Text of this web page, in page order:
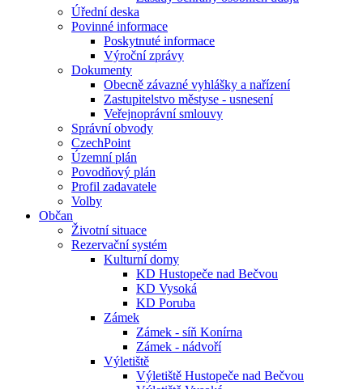
Úřední deska
Povinné informace
Poskytnuté informace
Výroční zprávy
Dokumenty
Obecně závazné vyhlášky a nařízení
Zastupitelstvo městyse - usnesení
Veřejnoprávní smlouvy
Správní obvody
CzechPoint
Územní plán
Povodňový plán
Profil zadavatele
Volby
Občan
Životní situace
Rezervační systém
Kulturní domy
KD Hustopeče nad Bečvou
KD Vysoká
KD Poruba
Zámek
Zámek - síň Konírna
Zámek - nádvoří
Výletiště
Výletiště Hustopeče nad Bečvou